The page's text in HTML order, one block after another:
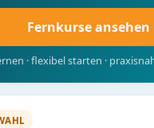
Fernkurse ansehen
· flexibel starten ·